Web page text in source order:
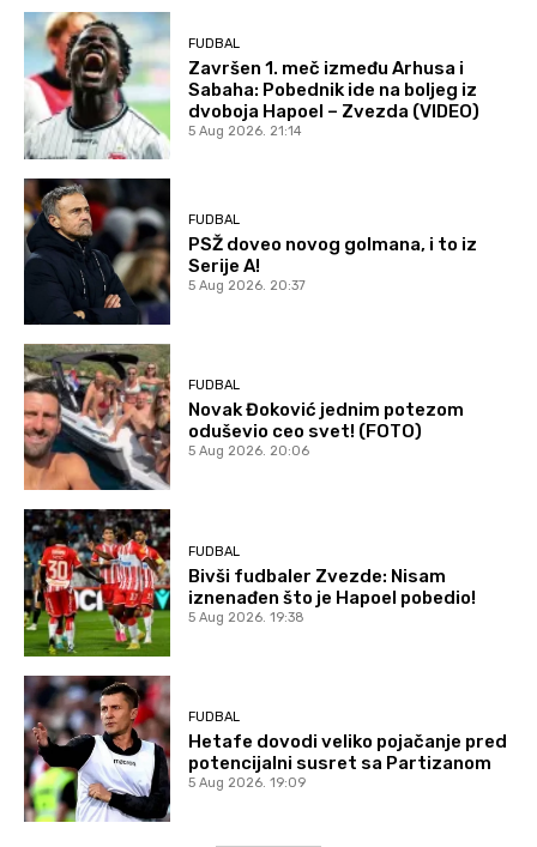
FUDBAL
Završen 1. meč između Arhusa i
Sabaha: Pobednik ide na boljeg iz
dvoboja Hapoel – Zvezda (VIDEO)
5 Aug 2026. 21:14
FUDBAL
PSŽ doveo novog golmana, i to iz
Serije A!
5 Aug 2026. 20:37
FUDBAL
Novak Đoković jednim potezom
oduševio ceo svet! (FOTO)
5 Aug 2026. 20:06
FUDBAL
Bivši fudbaler Zvezde: Nisam
iznenađen što je Hapoel pobedio!
5 Aug 2026. 19:38
FUDBAL
Hetafe dovodi veliko pojačanje pred
potencijalni susret sa Partizanom
5 Aug 2026. 19:09